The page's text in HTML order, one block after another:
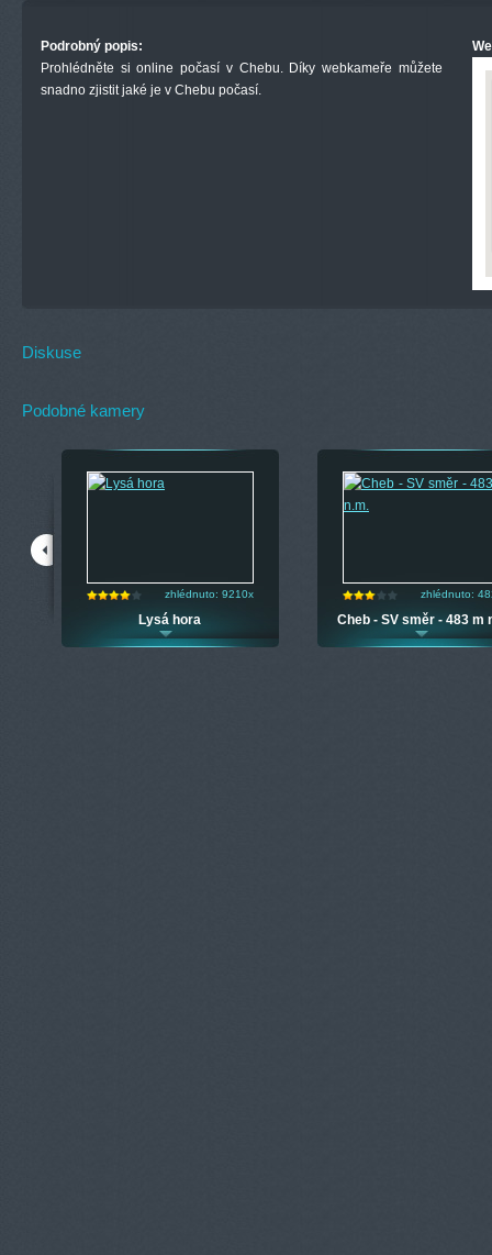
Podrobný popis:
Prohlédněte si online počasí v Chebu. Díky webkameře můžete
snadno zjistit jaké je v Chebu počasí.
Diskuse
Podobné kamery
zhlédnuto: 9210x
Lysá hora
zhlédnuto:
Cheb - SV směr - 483 m